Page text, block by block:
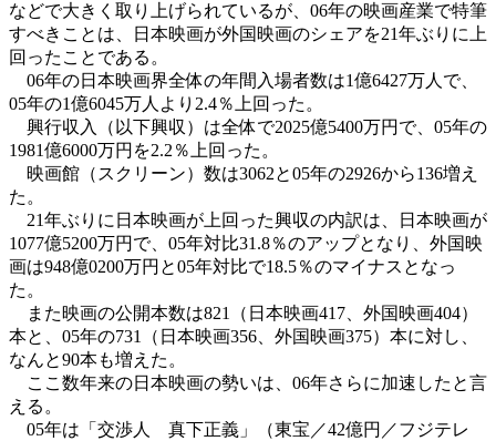
などで大きく取り上げられているが、06年の映画産業で特筆
すべきことは、日本映画が外国映画のシェアを21年ぶりに上
回ったことである。
06年の日本映画界全体の年間入場者数は1億6427万人で、
05年の1億6045万人より2.4％上回った。
興行収入（以下興収）は全体で2025億5400万円で、05年の
1981億6000万円を2.2％上回った。
映画館（スクリーン）数は3062と05年の2926から136増え
た。
21年ぶりに日本映画が上回った興収の内訳は、日本映画が
1077億5200万円で、05年対比31.8％のアップとなり、外国映
画は948億0200万円と05年対比で18.5％のマイナスとなっ
た。
また映画の公開本数は821（日本映画417、外国映画404）
本と、05年の731（日本映画356、外国映画375）本に対し、
なんと90本も増えた。
ここ数年来の日本映画の勢いは、06年さらに加速したと言
える。
05年は「交渉人 真下正義」（東宝／42億円／フジテレ